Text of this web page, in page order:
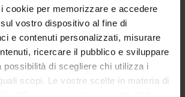
cookie per memorizzare e accedere
vostro dispositivo al fine di
e contenuti personalizzati, misurare
ricercare il pubblico e sviluppare
possibilità di scegliere chi utilizza i
scopi. Le vostre scelte in materia di
solo su questa proprietà digitale